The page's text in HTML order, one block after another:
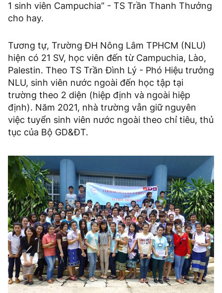
1 sinh viên Campuchia” - TS Trần Thanh Thưởng
cho hay.
Tương tự, Trường ĐH Nông Lâm TPHCM (NLU)
hiện có 21 SV, học viên đến từ Campuchia, Lào,
Palestin. Theo TS Trần Đình Lý - Phó Hiệu trưởng
NLU, sinh viên nước ngoài đến học tập tại
trường theo 2 diện (hiệp định và ngoài hiệp
định). Năm 2021, nhà trường vẫn giữ nguyên
việc tuyển sinh viên nước ngoài theo chỉ tiêu, thủ
tục của Bộ GD&ĐT.